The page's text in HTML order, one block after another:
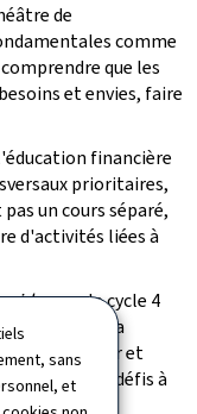
sans
et
de
comme
que les
et envies, faire
financière
prioritaires,
un cours séparé,
d'activités liées à
pour le cycle 4
Il sera
version papier et
podcasts ou défis à